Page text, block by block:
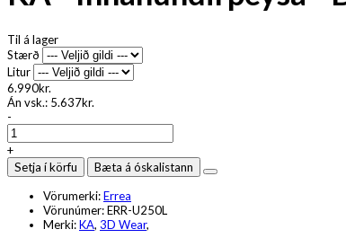
Til á lager
Stærð
Litur
6.990kr.
Án vsk.: 5.637kr.
-
+
Setja í körfu
Bæta á óskalistann
Vörumerki:Errea
Vörunúmer:ERR-U250L
Merki:KA, 3D Wear,